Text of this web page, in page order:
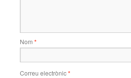
Nom *
Correu electrònic*